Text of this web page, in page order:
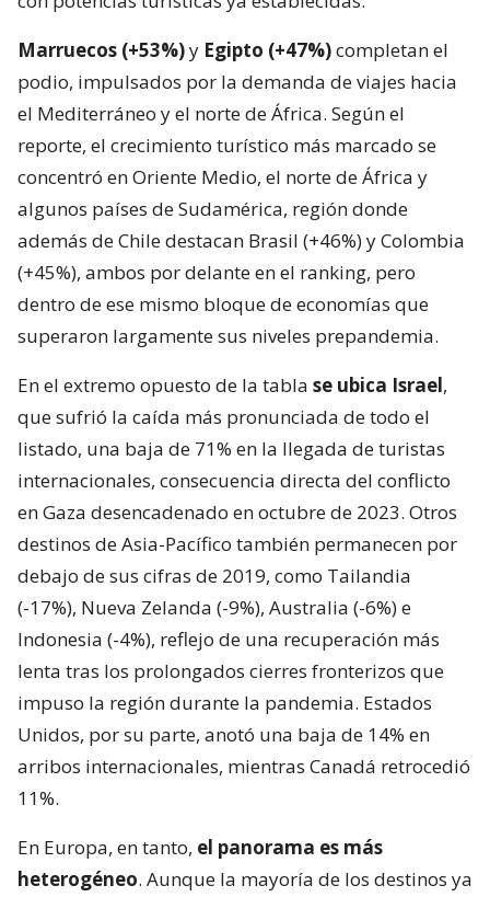
Marruecos (+53%)y Egipto (+47%)completan el
podio, impulsados por la demanda de viajes hacia
el Mediterráneo y el norte de África. Según el
reporte, el crecimiento turístico más marcado se
concentró en Oriente Medio, el norte de África y
algunos países de Sudamérica, región donde
además de Chile destacan Brasil (+46%) y Colombia
(+45%), ambos por delante en el ranking, pero
dentro de ese mismo bloque de economías que
superaron largamente sus niveles prepandemia.
En el extremo opuesto de la tabla se ubica Israel,
que sufrió la caída más pronunciada de todo el
listado, una baja de 71% en la llegada de turistas
internacionales, consecuencia directa del conflicto
en Gaza desencadenado en octubre de 2023. Otros
destinos de Asia-Pacífico también permanecen por
debajo de sus cifras de 2019, como Tailandia
(-17%), Nueva Zelanda (-9%), Australia (-6%) e
Indonesia (-4%), reflejo de una recuperación más
lenta tras los prolongados cierres fronterizos que
impuso la región durante la pandemia. Estados
Unidos, por su parte, anotó una baja de 14% en
arribos internacionales, mientras Canadá retrocedió
11%.
En Europa, en tanto, el panorama es más
heterogéneo. Aunque la mayoría de los destinos ya